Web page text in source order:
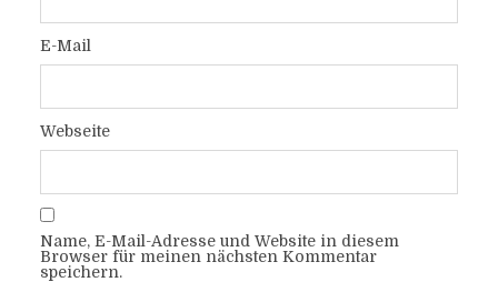
E-Mail
Webseite
Name, E-Mail-Adresse und Website in diesem
Browser für meinen nächsten Kommentar
speichern.